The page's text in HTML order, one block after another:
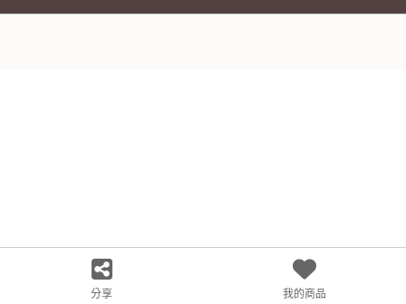
分享 我的商品